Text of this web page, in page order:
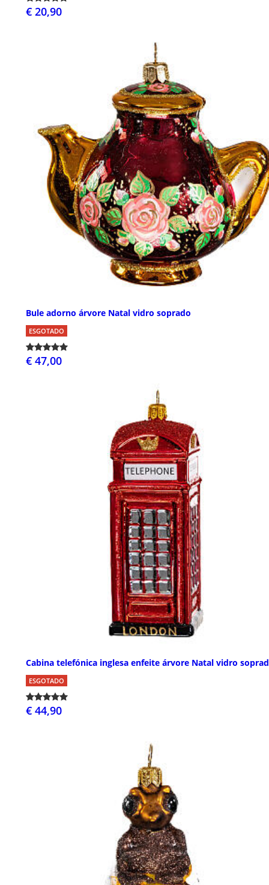
€ 20,90
Bule adorno árvore Natal vidro soprado
ESGOTADO
€ 47,00
Cabina telefónica inglesa enfeite árvore Natal vidro
ESGOTADO
€ 44,90